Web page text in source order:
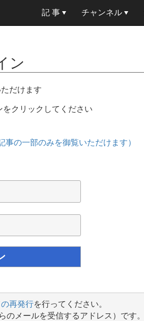
記 事 チャンネル
ン
だけます
クリックしてください
の一部のみを御覧いただけます）
再発行を行ってください。
のメールを受信するアドレス）です。